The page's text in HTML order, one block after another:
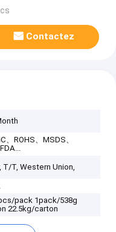
Contactez
、ROHS、MSDS、
T/T, Western Union,
pack 1pack/538g
22.5kg/carton